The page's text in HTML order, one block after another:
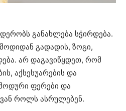
განახლება სჭირდება.
გადადის, ზოგი,
არ დაგავიწყდეთ, რომ
აქსესუარების და
ფერები და
როლს ასრულებენ.